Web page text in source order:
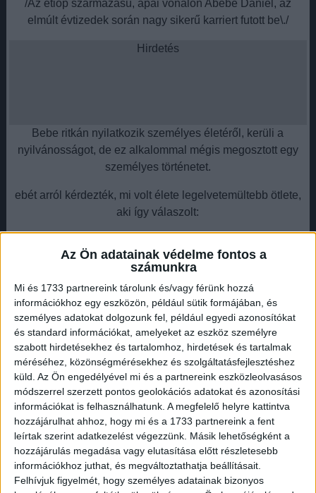
Az Ön adatainak védelme fontos a
számunkra
Mi és 1733 partnereink tárolunk és/vagy férünk hozzá
információkhoz egy eszközön, például sütik formájában, és
személyes adatokat dolgozunk fel, például egyedi azonosítókat
és standard információkat, amelyeket az eszköz személyre
szabott hirdetésekhez és tartalomhoz, hirdetések és tartalmak
méréséhez, közönségmérésekhez és szolgáltatásfejlesztéshez
küld. Az Ön engedélyével mi és a partnereink eszközleolvasásos
módszerrel szerzett pontos geolokációs adatokat és azonosítási
információkat is felhasználhatunk. A megfelelő helyre kattintva
hozzájárulhat ahhoz, hogy mi és a 1733 partnereink a fent
leírtak szerint adatkezelést végezzünk. Másik lehetőségként a
hozzájárulás megadása vagy elutasítása előtt részletesebb
információkhoz juthat, és megváltoztathatja beállításait.
Felhívjuk figyelmét, hogy személyes adatainak bizonyos
/Az étióp származású, apai vonalon Abebe Dániel, az
elmúlt évtizedek során nagy sikerű karriert futott be\./
Hirdetés
Bebe ritkán nyilatkozik személyes életéről, kerüli a
nyilvánosságot, de ez alkalommal mégis megosztott egy
személyes történetet.
ebét arról kérdezték, mi volt élete legelvetemültebb ötlete,
aki így válaszolt:
Az, hogy beszálltam az egyik haverom mellé főiskolás
koromban az autóba. Nagyon régen volt, a fősuli legelején.
Elhoztunk egy kivetítőt, amit a gólyabálon használtunk. Már
odafele kicsúsztunk a szántóföldre.
Mesélte, majd folytatta a következő meghökkentő pár
sorral.
A buli után aztán megint kocsiba szálltunk és indultunk
vissza a kivetítővel... Megint megcsúsztunk az autóval, és